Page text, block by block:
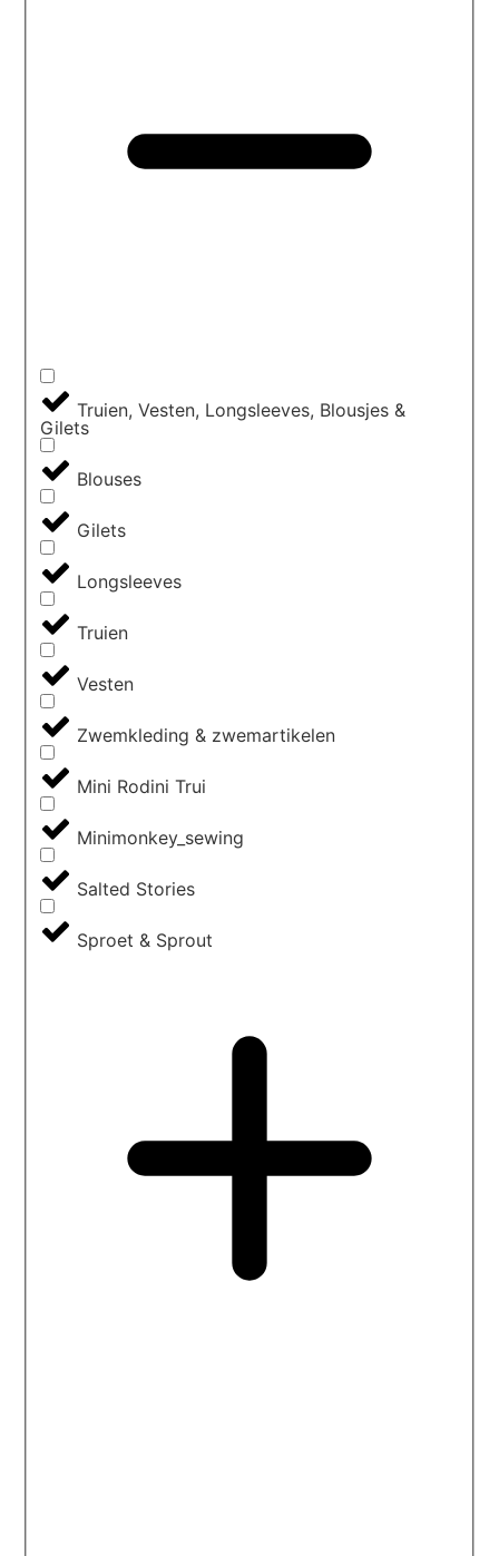
Truien, Vesten, Longsleeves, Blousjes &
Gilets
Blouses
Gilets
Longsleeves
Truien
Vesten
Zwemkleding & zwemartikelen
Mini Rodini Trui
Minimonkey_sewing
Salted Stories
Sproet & Sprout